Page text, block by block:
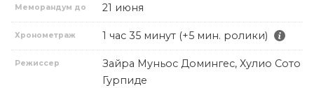
Меморандум до 21 июня
Хронометраж 1 час 35 минут (+5 мин. ролики)
Режиссер
Зайра Муньос Домингес, Хулио Сото
Гурпиде